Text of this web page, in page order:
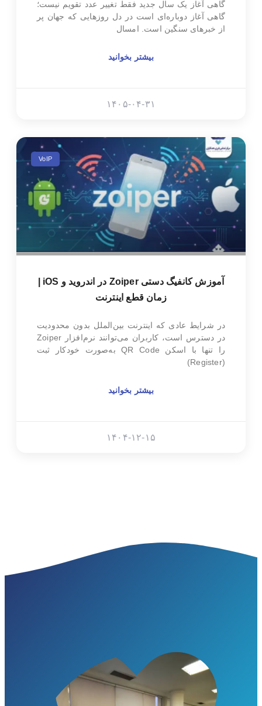
گاهی آغاز یک سال جدید فقط تغییر عدد تقویم نیست؛
گاهی آغاز دوباره‌ای است در دل روزهایی که جهان پر
از خبرهای سنگین است. امسال
بیشتر بخوانید
۱۴۰۵-۰۴-۳۱
VoIP
زمان قطع اینترنت
در شرایط عادی که اینترنت بین‌الملل بدون محدودیت
در دسترس است، کاربران می‌توانند نرم‌افزار Zoiper
را تنها با اسکن QR Code به‌صورت خودکار ثبت
(Register)
بیشتر بخوانید
۱۴۰۴-۱۲-۱۵